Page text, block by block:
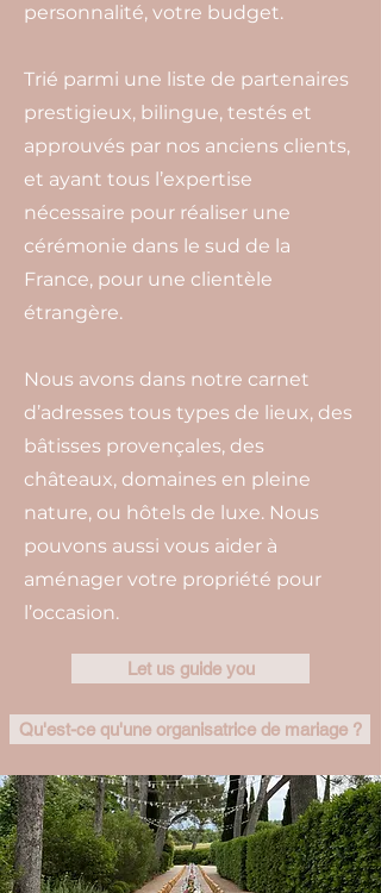
personnalité, votre budget.
Trié parmi une liste de partenaires
prestigieux, bilingue, testés et
approuvés par nos anciens clients,
et ayant tous l’expertise
nécessaire pour réaliser une
cérémonie dans le sud de la
France, pour une clientèle
étrangère.
Nous avons dans notre carnet
d’adresses tous types de lieux, des
bâtisses provençales, des
châteaux, domaines en pleine
nature, ou hôtels de luxe. Nous
pouvons aussi vous aider à
aménager votre propriété pour
l’occasion.
Let us guide you
Qu'est-ce qu'une organisatrice de mariage ?